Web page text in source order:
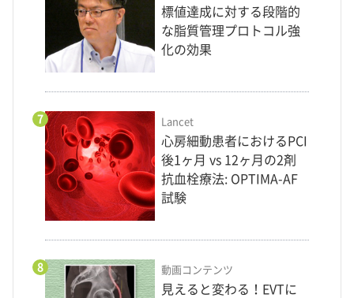
標値達成に対する段階的
な脂質管理プロトコル強
化の効果
7 Lancet
心房細動患者におけるPCI
後1ヶ月 vs 12ヶ月の2剤
抗血栓療法: OPTIMA-AF
試験
8 動画コンテンツ
見えると変わる！EVTに